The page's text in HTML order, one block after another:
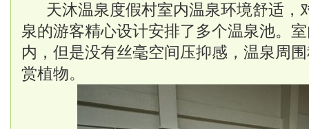
天沐温泉度假村室内温泉环境舒适，
泉的游客精心设计安排了多个温泉池。
内，但是没有丝毫空间压抑感，温泉周
赏植物。